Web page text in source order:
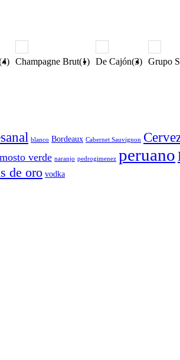
Champagne Brut(1) De Cajón(3) Grupo
blanco Bordeaux Cabernet Sauvignon
mosto verde naranjo pedrogimenez peruano
de oro vodka